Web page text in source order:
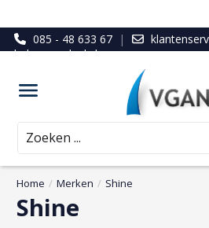
085 - 48 633 67 |
ledenvoordeel.nl
Zoeken
Home / Merken / Shine
Shine